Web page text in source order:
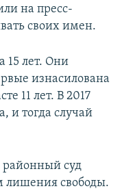
на пресс-
своих имен.
15 лет. Они
изнасилована
11 лет. В 2017
и тогда случай
районный суд
лишения свободы.